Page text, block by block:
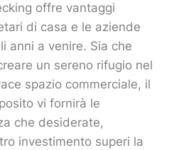
offre vantaggi
di casa e le aziende
anni a venire. Sia che
un sereno rifugio nel
spazio commerciale, il
vi fornirà le
che desiderate,
investimento superi la